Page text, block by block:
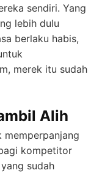
sendiri. Yang
lebih dulu
berlaku habis,
merek itu sudah
Alih
kompetitor
sudah